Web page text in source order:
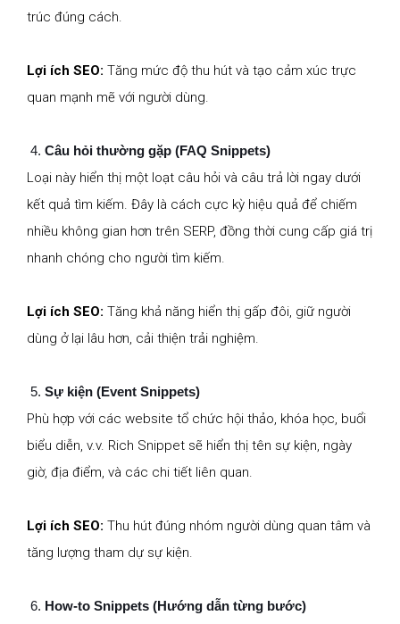
trúc đúng cách.
Lợi ích SEO: Tăng mức độ thu hút và tạo cảm xúc trực
quan mạnh mẽ với người dùng.
Câu hỏi thường gặp (FAQ Snippets)
Loại này hiển thị một loạt câu hỏi và câu trả lời ngay dưới
kết quả tìm kiếm. Đây là cách cực kỳ hiệu quả để chiếm
nhiều không gian hơn trên SERP, đồng thời cung cấp giá trị
nhanh chóng cho người tìm kiếm.
Lợi ích SEO: Tăng khả năng hiển thị gấp đôi, giữ người
dùng ở lại lâu hơn, cải thiện trải nghiệm.
Sự kiện (Event Snippets)
Phù hợp với các website tổ chức hội thảo, khóa học, buổi
biểu diễn, v.v. Rich Snippet sẽ hiển thị tên sự kiện, ngày
giờ, địa điểm, và các chi tiết liên quan.
Lợi ích SEO: Thu hút đúng nhóm người dùng quan tâm và
tăng lượng tham dự sự kiện.
How-to Snippets (Hướng dẫn từng bước)